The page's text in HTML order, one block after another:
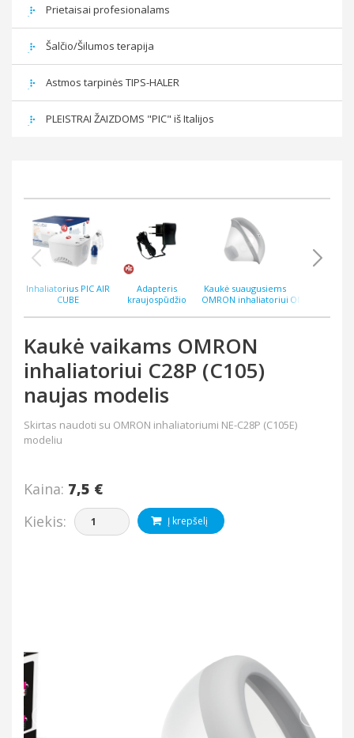
Prietaisai profesionalams
Šalčio/Šilumos terapija
Astmos tarpinės TIPS-HALER
PLEISTRAI ŽAIZDOMS "PIC" iš Italijos
Inhaliatorius PIC AIR
CUBE
Adapteris
kraujospūdžio
CardioAfib
Kaukė suaugusiems
OMRON inhaliatoriui
modelis
OMRON
modelis
Kaukė vaikams OMRON
inhaliatoriui C28P (C105)
naujas modelis
Skirtas naudoti su OMRON inhaliatoriumi NE-C28P (C105E)
modeliu
Kaina: 7,5 €
Kiekis:
Į krepšelį